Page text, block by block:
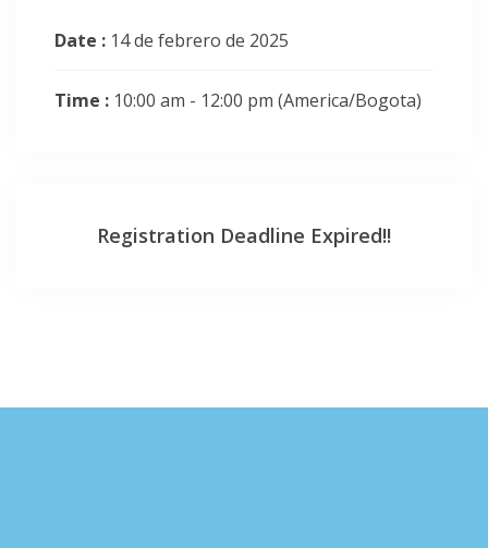
Date : 14 de febrero de 2025
Time : 10:00 am - 12:00 pm (America/Bogota)
Registration Deadline Expired!!